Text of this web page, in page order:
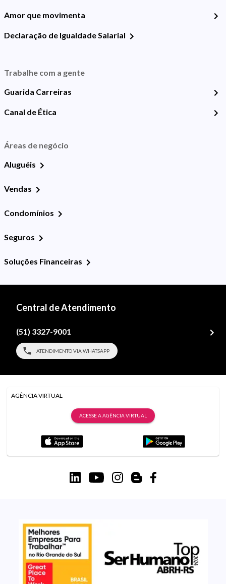
Amor que movimenta
Declaração de Igualdade Salarial
Trabalhe com a gente
Guarida Carreiras
Canal de Ética
Áreas de negócio
Aluguéis
Vendas
Condomínios
Seguros
Soluções Financeiras
Central de Atendimento
(51) 3327-9001
ATENDIMENTO VIA WHATSAPP
AGÊNCIA VIRTUAL
ACESSE A AGÊNCIA VIRTUAL